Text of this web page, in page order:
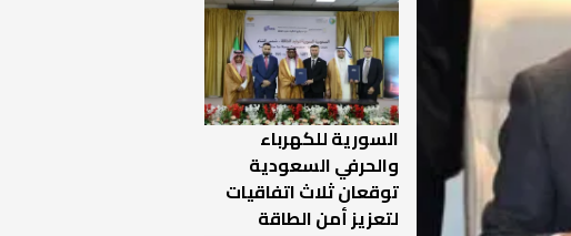
السورية للكهرباء
والحرفي السعودية
توقعان ثلاث اتفاقيات
لتعزيز أمن الطاقة